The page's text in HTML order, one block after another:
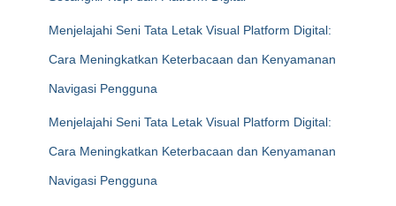
Menjelajahi Seni Tata Letak Visual Platform Digital:
Cara Meningkatkan Keterbacaan dan Kenyamanan
Navigasi Pengguna
Menjelajahi Seni Tata Letak Visual Platform Digital:
Cara Meningkatkan Keterbacaan dan Kenyamanan
Navigasi Pengguna